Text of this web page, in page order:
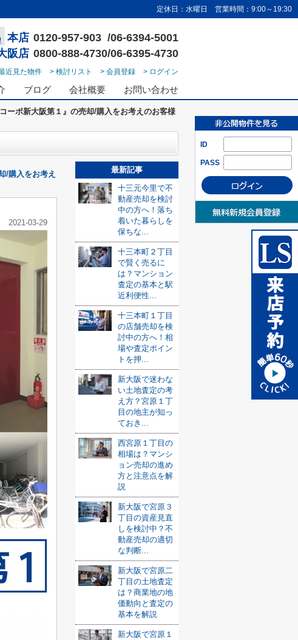
定休日：水曜日 営業時間：9:00～19:30
本店 0120-957-903 /06-6394-5001
阪店 0800-888-4730/06-6395-4730
近見た物件 > 検討リスト > 会員登録 > ログイン
ブログ 会社概要 お問い合わせ
ID
PASS
コーポ新大阪第１』の売却/購入をお考えのお客様
/購入をお考え
2021-03-29
最新記事
十三元今里で不
動産売却を検討
中の方へ！落ち
着いた暮らしを
保ちな...
十三本町２丁目
で賢く売るに
は？マンション
査定の基本と駅
近利便性...
十三本町１丁目
の店舗売却を検
討中の方へ！相
場や査定ポイン
トを押...
新大阪で迷わな
い土地査定の考
え方？宮原１丁
目の地主が知っ
ておき...
西宮原１丁目の
相場は？マンシ
ョン売却の進め
方と注意点を解
説
新大阪で宮原３
丁目の資産見直
しを検討中？不
動産売却の適切
な判断...
新大阪で宮原二
丁目の土地査定
は？商業地の地
価動向と査定の
基本を解説
新大阪で宮原１